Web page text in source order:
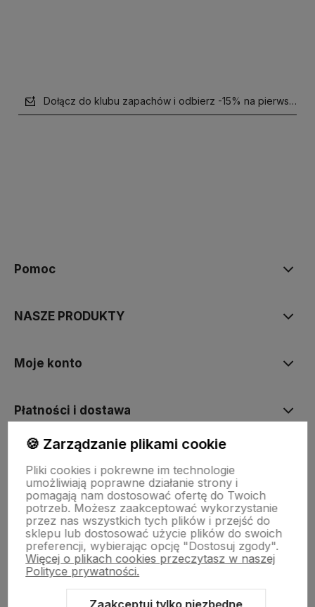
Dołącz do klubu zapachów i odbierz -15% na pierwsze
Pomoc
NASZE PRODUKTY
Moje konto
Płatności i dostawa
O nas
🍪 Zarządzanie plikami cookie
Pliki cookies i pokrewne im technologie
umożliwiają poprawne działanie strony i
pomagają nam dostosować ofertę do Twoich
potrzeb. Możesz zaakceptować wykorzystanie
przez nas wszystkich tych plików i przejść do
sklepu lub dostosować użycie plików do swoich
preferencji, wybierając opcję "Dostosuj zgody".
Więcej o plikach cookies przeczytasz w naszej
Polityce prywatności.
Zaakceptuj tylko niezbędne